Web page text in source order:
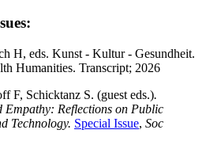
H, eds. Kunst - Kultur - Gesundheit.
Humanities. Transcript; 2026
F, Schicktanz S. (guest eds.).
Empathy: Reflections on Public
Technology. Special Issue, Soc